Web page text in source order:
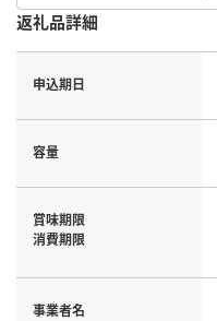
返礼品詳細
申込期日
容量
賞味期限
消費期限
事業者名